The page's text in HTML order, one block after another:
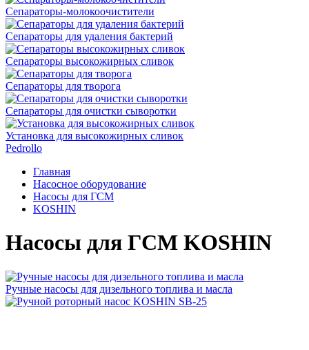
Сепараторы-молокоочистители
Сепараторы для удаления бактерий
Сепараторы высокожирных сливок
Сепараторы для творога
Сепараторы для очистки сыворотки
Установка для высокожирных сливок
Pedrollo
Главная
Насосное оборудование
Насосы для ГСМ
KOSHIN
Насосы для ГСМ KOSHIN
Ручные насосы для дизельного топлива и масла